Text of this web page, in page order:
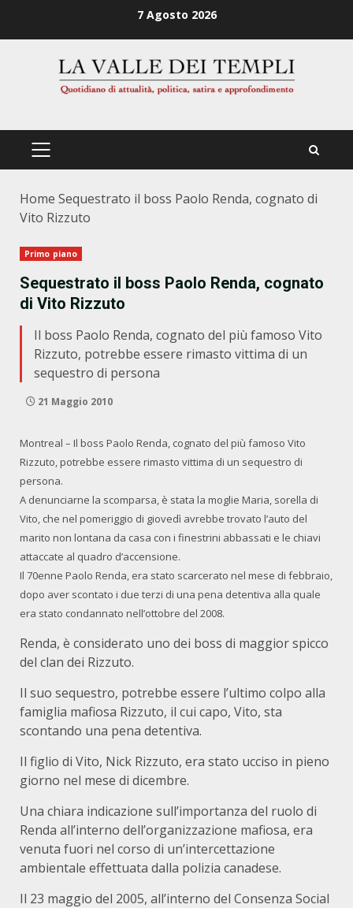
7 Agosto 2026
PRIMÄRES
Home Sequestrato il boss Paolo Renda, cognato di
Vito Rizzuto
Primo piano
Sequestrato il boss Paolo Renda, cognato
di Vito Rizzuto
Il boss Paolo Renda, cognato del più famoso Vito
Rizzuto, potrebbe essere rimasto vittima di un
sequestro di persona
21 Maggio 2010
Montreal – Il boss Paolo Renda, cognato del più famoso Vito
Rizzuto, potrebbe essere rimasto vittima di un sequestro di
persona.
A denunciarne la scomparsa, è stata la moglie Maria, sorella di
Vito, che nel pomeriggio di giovedì avrebbe trovato l’auto del
marito non lontana da casa con i finestrini abbassati e le chiavi
attaccate al quadro d’accensione.
Il 70enne Paolo Renda, era stato scarcerato nel mese di febbraio,
dopo aver scontato i due terzi di una pena detentiva alla quale
era stato condannato nell’ottobre del 2008.
Renda, è considerato uno dei boss di maggior spicco
del clan dei Rizzuto.
Il suo sequestro, potrebbe essere l’ultimo colpo alla
famiglia mafiosa Rizzuto, il cui capo, Vito, sta
scontando una pena detentiva.
Il figlio di Vito, Nick Rizzuto, era stato ucciso in pieno
giorno nel mese di dicembre.
Una chiara indicazione sull’importanza del ruolo di
Renda all’interno dell’organizzazione mafiosa, era
venuta fuori nel corso di un’intercettazione
ambientale effettuata dalla polizia canadese.
Il 23 maggio del 2005, all’interno del Consenza Social